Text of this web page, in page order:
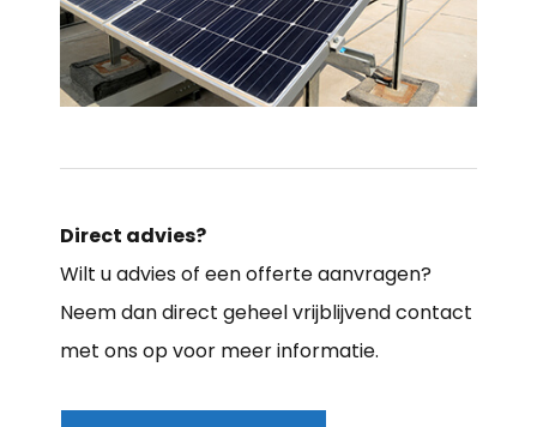
Direct advies?
Wilt u advies of een offerte aanvragen?
Neem dan direct geheel vrijblijvend contact
met ons op voor meer informatie.